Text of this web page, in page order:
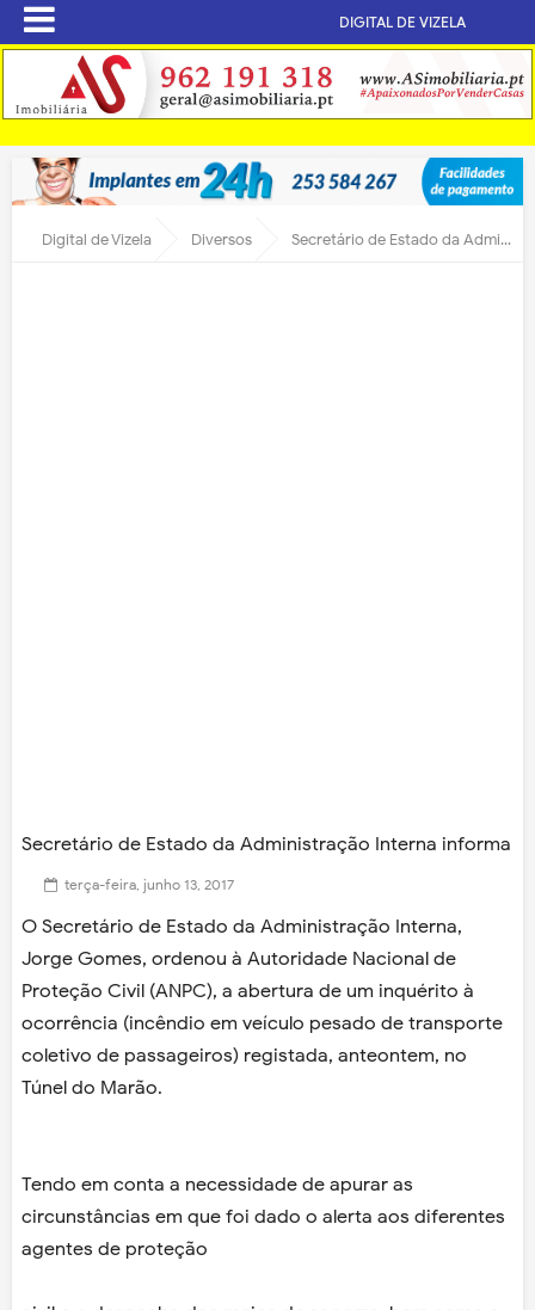
DIGITAL DE VIZELA
Digital de Vizela Diversos Secretário de Estado da Administração Interna informa
Secretário de Estado da Administração Interna informa
terça-feira, junho 13, 2017
O Secretário de Estado da Administração Interna,
Jorge Gomes, ordenou à Autoridade Nacional de
Proteção Civil (ANPC), a abertura de um inquérito à
ocorrência (incêndio em veículo pesado de transporte
coletivo de passageiros) registada, anteontem, no
Túnel do Marão.
Tendo em conta a necessidade de apurar as
circunstâncias em que foi dado o alerta aos diferentes
agentes de proteção